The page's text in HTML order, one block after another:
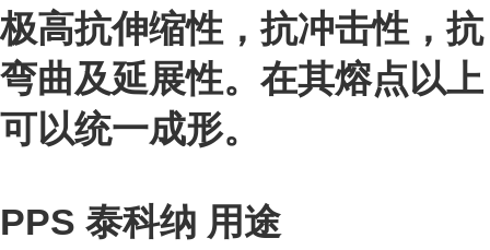
极高抗伸缩性，抗冲击性，抗
弯曲及延展性。在其熔点以上
可以统一成形。
PPS 泰科纳 用途